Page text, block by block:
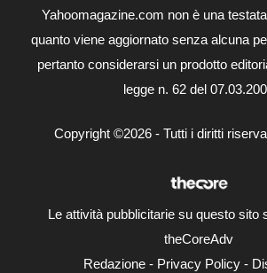
Yahoomagazine.com non è una
quanto viene aggiornato senza alcuna
pertanto considerarsi un prodotto
legge n. 62 del
Copyright ©2026 - Tutti i diritti
Le attività pubblicitarie su questo sito
theCoreAdv
Redazione - Privacy Policy -